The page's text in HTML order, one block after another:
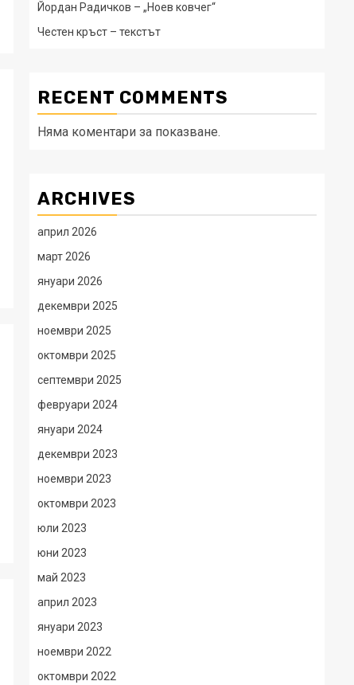
Йордан Радичков – „Ноев ковчег“
Честен кръст – текстът
RECENT COMMENTS
Няма коментари за показване.
ARCHIVES
април 2026
март 2026
януари 2026
декември 2025
ноември 2025
октомври 2025
септември 2025
февруари 2024
януари 2024
декември 2023
ноември 2023
октомври 2023
юли 2023
юни 2023
май 2023
април 2023
януари 2023
ноември 2022
октомври 2022